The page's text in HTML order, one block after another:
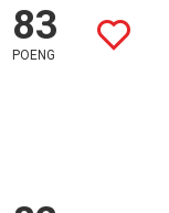
83
POENG